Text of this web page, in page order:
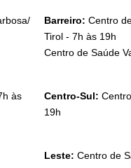
Barreiro: Centro
Tirol - 7h às 19h
Centro de Saúde
às
Centro-Sul:
19h
Leste: Centro de